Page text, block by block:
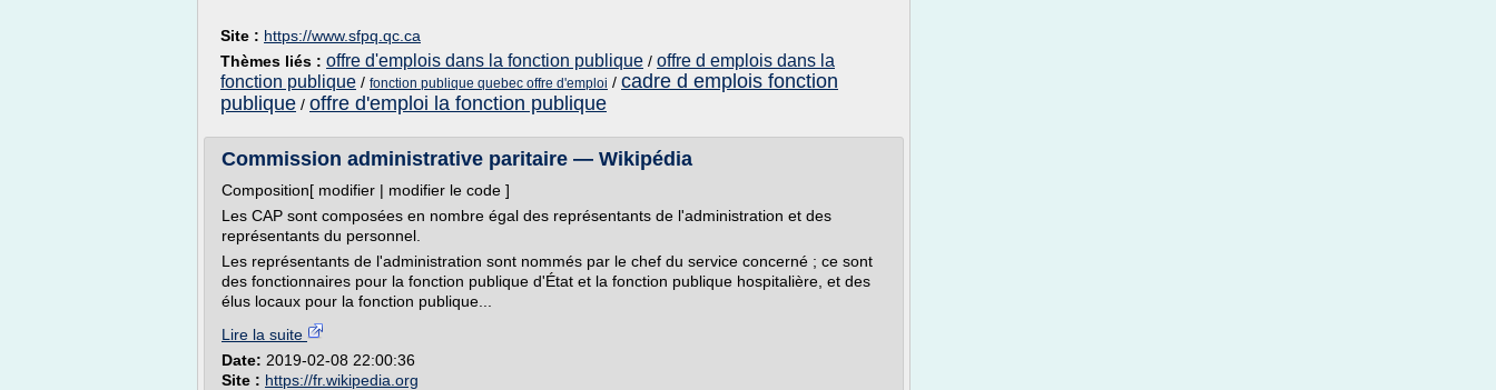
Site : https://www.sfpq.qc.ca
Thèmes liés : offre d'emplois dans la fonction publique / offre d emplois dans la
fonction publique / fonction publique quebec offre d'emploi / cadre d emplois fonction
publique / offre d'emploi la fonction publique
Commission administrative paritaire — Wikipédia
Composition[ modifier | modifier le code ]
Les CAP sont composées en nombre égal des représentants de l'administration et des
représentants du personnel.
Les représentants de l'administration sont nommés par le chef du service concerné ; ce sont
des fonctionnaires pour la fonction publique d'État et la fonction publique hospitalière, et des
élus locaux pour la fonction publique...
Lire la suite
Date: 2019-02-08 22:00:36
Site : https://fr.wikipedia.org